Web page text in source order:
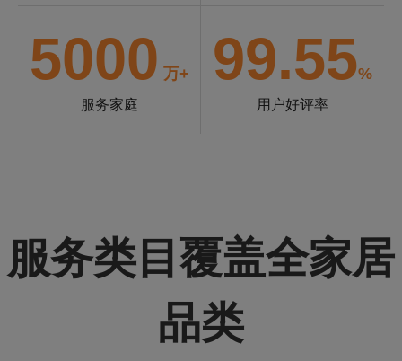
5000 万+
服务家庭
99.55%
用户好评率
服务类目覆盖全家居
品类